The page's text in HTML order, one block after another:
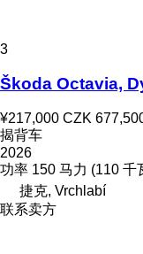
3
Škoda Octavia,
¥217,000 CZK
揭背车
2026
功率 150 马力 (110 千
捷克, Vrchlabí
联系卖方